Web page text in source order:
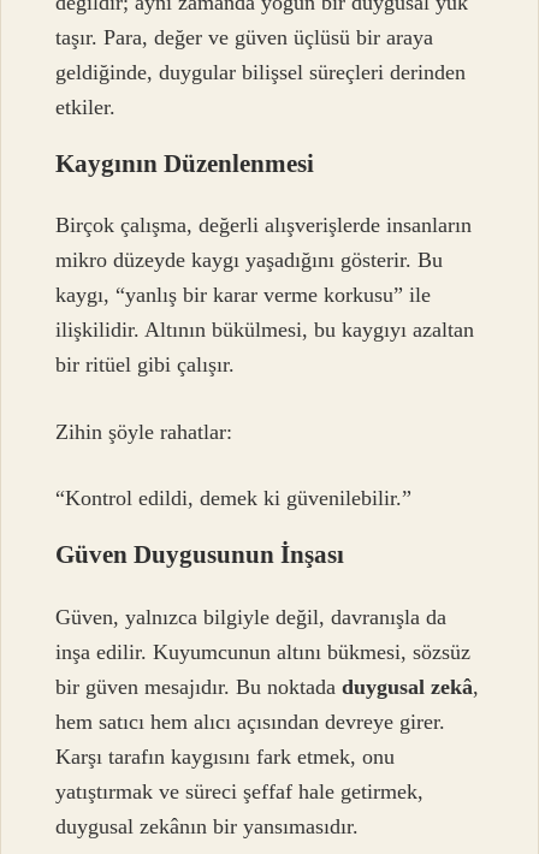
taşır. Para, değer ve güven üçlüsü bir araya
geldiğinde, duygular bilişsel süreçleri derinden
etkiler.
Kaygının Düzenlenmesi
Birçok çalışma, değerli alışverişlerde insanların
mikro düzeyde kaygı yaşadığını gösterir. Bu
kaygı, “yanlış bir karar verme korkusu” ile
ilişkilidir. Altının bükülmesi, bu kaygıyı azaltan
bir ritüel gibi çalışır.
Zihin şöyle rahatlar:
“Kontrol edildi, demek ki güvenilebilir.”
Güven Duygusunun İnşası
Güven, yalnızca bilgiyle değil, davranışla da
inşa edilir. Kuyumcunun altını bükmesi, sözsüz
bir güven mesajıdır. Bu noktadaduygusal zekâ,
hem satıcı hem alıcı açısından devreye girer.
Karşı tarafın kaygısını fark etmek, onu
yatıştırmak ve süreci şeffaf hale getirmek,
duygusal zekânın bir yansımasıdır.